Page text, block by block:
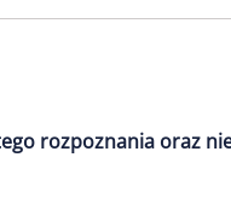
rozpoznania oraz